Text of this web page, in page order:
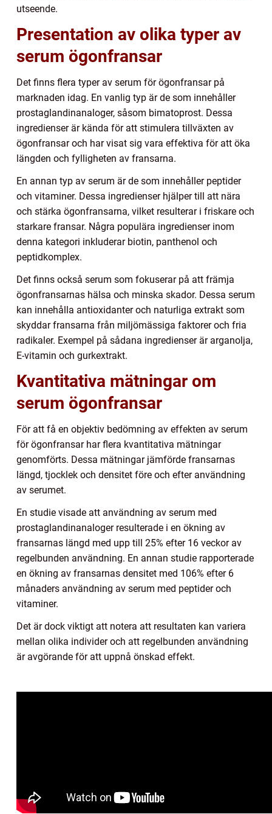
utseende.
Presentation av olika typer av
serum ögonfransar
Det finns flera typer av serum för ögonfransar på
marknaden idag. En vanlig typ är de som innehåller
prostaglandinanaloger, såsom bimatoprost. Dessa
ingredienser är kända för att stimulera tillväxten av
ögonfransar och har visat sig vara effektiva för att öka
längden och fylligheten av fransarna.
En annan typ av serum är de som innehåller peptider
och vitaminer. Dessa ingredienser hjälper till att nära
och stärka ögonfransarna, vilket resulterar i friskare och
starkare fransar. Några populära ingredienser inom
denna kategori inkluderar biotin, panthenol och
peptidkomplex.
Det finns också serum som fokuserar på att främja
ögonfransarnas hälsa och minska skador. Dessa serum
kan innehålla antioxidanter och naturliga extrakt som
skyddar fransarna från miljömässiga faktorer och fria
radikaler. Exempel på sådana ingredienser är arganolja,
E-vitamin och gurkextrakt.
Kvantitativa mätningar om
serum ögonfransar
För att få en objektiv bedömning av effekten av serum
för ögonfransar har flera kvantitativa mätningar
genomförts. Dessa mätningar jämförde fransarnas
längd, tjocklek och densitet före och efter användning
av serumet.
En studie visade att användning av serum med
prostaglandinanaloger resulterade i en ökning av
fransarnas längd med upp till 25% efter 16 veckor av
regelbunden användning. En annan studie rapporterade
en ökning av fransarnas densitet med 106% efter 6
månaders användning av serum med peptider och
vitaminer.
Det är dock viktigt att notera att resultaten kan variera
mellan olika individer och att regelbunden användning
är avgörande för att uppnå önskad effekt.